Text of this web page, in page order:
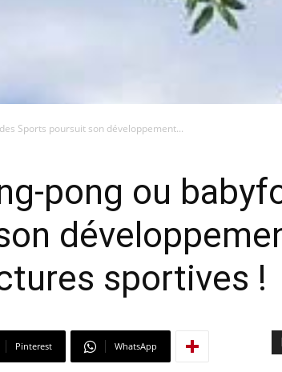
Sports poursuit son développement...
pong ou
sportives !
Pinterest WhatsApp